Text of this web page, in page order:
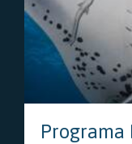
Programa